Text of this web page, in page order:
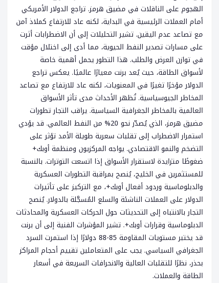
الهجوم على الناقلات في مضيق هرمز. تراجع الدولار الأمريكي
أمام العملات الرئيسية في البداية، لكنه عاد للارتفاع كملاذ آمن
مع تصاعد عدم اليقين. تشير التحليلات إلى أن الاضطرابات أثرت
على مسارات تصدير النفط الحيوية، مما أدى إلى اختلال مؤقت
في توازن العرض والطلب. هذا التطور يحمل أهمية خاصة
لأسواق الطاقة، حيث يُعد برنت معيارًا عالميًا. يعكس تراجع
الدولار مؤخرًا تغيرًا في المعنويات، لكنه عاد للارتفاع مع تصاعد
المخاطر الجيوسياسية. تُظهر الأحداث مدى تأثر الأسواق
العالمية بالمخاطر الجغرافية السياسية. يراقب التجار تطورات
مضيق هرمز، الذي يُصدّر نحو 20% من النفط العالمي. قد يؤدي
استمرار الاضطراب إلى تقلبات سعرية طويلة الأمد تؤثر على
التضخم والنمو الاقتصادي. يواجه المركزيون ومنظمة أوبك+
ضغوطًا متزايدة لاستقرار الأسواق إذا اتسعت التوترات. بالنسبة
للمستثمرين في الخليج، يُنصح بمراقبة التطورات العسكرية
والدبلوماسية وردود أفعال أوبك+، مع التركيز على تأثيرات
الدولار على العملات الناشئة والسلع المُسجَّلة بالدولار. يُنصح
التجار بالانتباه إلى التحديثات حول الحركات العسكرية والمحادثات
الدبلوماسية وقرارات أوبك+. تشير المؤشرات الفنية إلى أن برنت
قد يختبر مستويات المقاومة 85-88 دولارًا إذا استمرت السرد
الجغرافي السياسي. يجب على المتعاملين تقييم أحجام المراكز
بحذر، نظرًا للتقلبات العالية والانحرافات السريعة في أسعار
الطاقة والعملات.